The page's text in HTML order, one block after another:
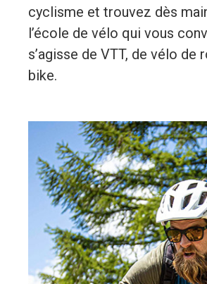
cyclisme et trouvez dès
l’école de vélo qui vous
s’agisse de VTT, de vélo de
bike.